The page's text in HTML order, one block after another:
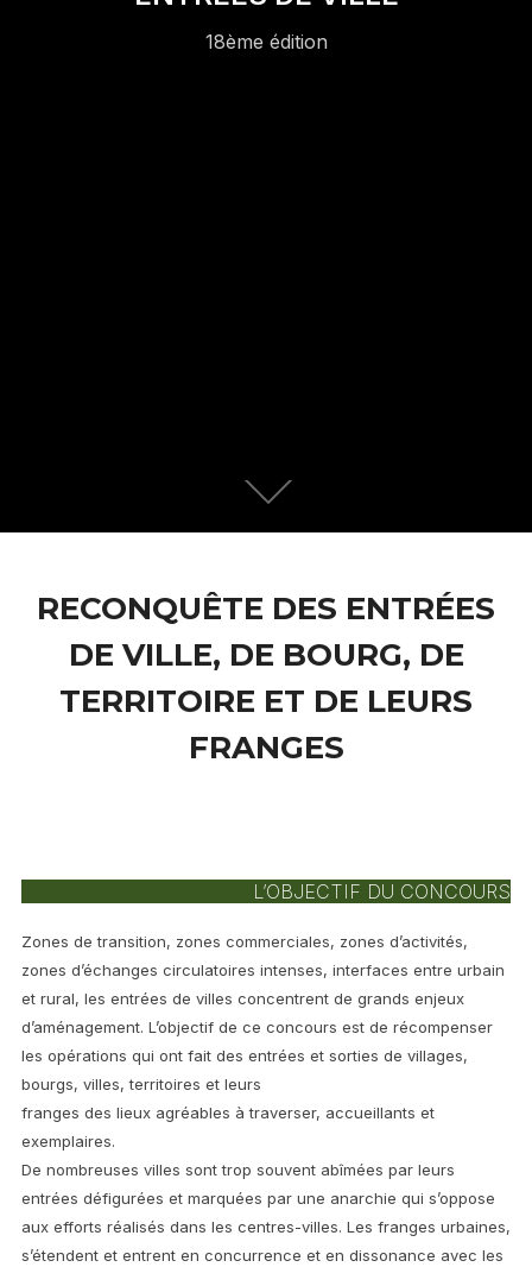
18ème édition
Descendre
au
RECONQUÊTE DES ENTRÉES
DE VILLE, DE BOURG, DE
TERRITOIRE ET DE LEURS
FRANGES
L’OBJECTIF DU CONCOURS
Zones de transition, zones commerciales, zones d’activités,
zones d’échanges circulatoires intenses, interfaces entre urbain
et rural, les entrées de villes concentrent de grands enjeux
d’aménagement. L’objectif de ce concours est de récompenser
les opérations qui ont fait des entrées et sorties de villages,
bourgs, villes, territoires et leurs
franges des lieux agréables à traverser, accueillants et
exemplaires.
De nombreuses villes sont trop souvent abîmées par leurs
entrées défigurées et marquées par une anarchie qui s’oppose
aux efforts réalisés dans les centres-villes. Les franges urbaines,
s’étendent et entrent en concurrence et en dissonance avec les